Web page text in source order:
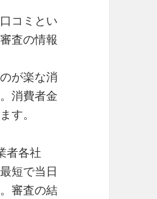
コミとい
査の情報
が楽な消
消費者金
す。
者各社
短で当日
審査の結